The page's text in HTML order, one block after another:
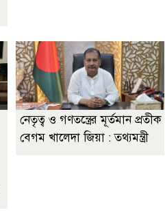
নেতৃত্ব ও গণতন্ত্রের মূর্তমান প্রতীক
বেগম খালেদা জিয়া : তথ্যমন্ত্রী